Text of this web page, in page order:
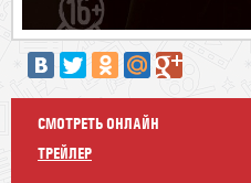
СМОТРЕТЬ ОНЛАЙН
ТРЕЙЛЕР